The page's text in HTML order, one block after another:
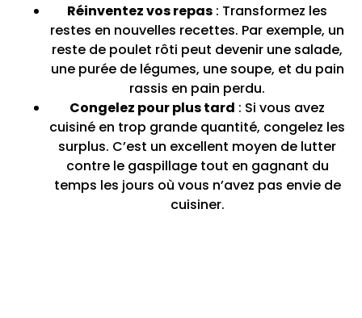
Réinventez vos repas : Transformez les
restes en nouvelles recettes. Par exemple, un
reste de poulet rôti peut devenir une salade,
une purée de légumes, une soupe, et du pain
rassis en pain perdu.
Congelez pour plus tard : Si vous avez
cuisiné en trop grande quantité, congelez les
surplus. C’est un excellent moyen de lutter
contre le gaspillage tout en gagnant du
temps les jours où vous n’avez pas envie de
cuisiner.